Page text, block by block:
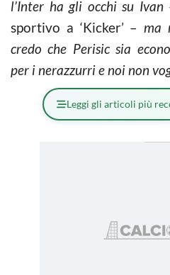
l’Inter ha gli occhi su Ivan
sportivo a ‘Kicker’ –ma
credo che Perisic sia
per i nerazzurri e noi non
Leggi gli articoli più